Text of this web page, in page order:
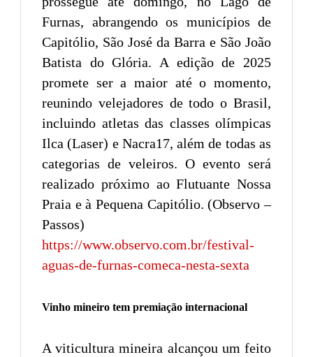
Furnas, abrangendo os municípios de
Capitólio, São José da Barra e São João
Batista do Glória. A edição de 2025
promete ser a maior até o momento,
reunindo velejadores de todo o Brasil,
incluindo atletas das classes olímpicas
Ilca (Laser) e Nacra17, além de todas as
categorias de veleiros. O evento será
realizado próximo ao Flutuante Nossa
Praia e à Pequena Capitólio. (Observo –
Passos)
https://www.observo.com.br/festival-
aguas-de-furnas-comeca-nesta-sexta
Vinho mineiro tem premiação internacional
A viticultura mineira alcançou um feito